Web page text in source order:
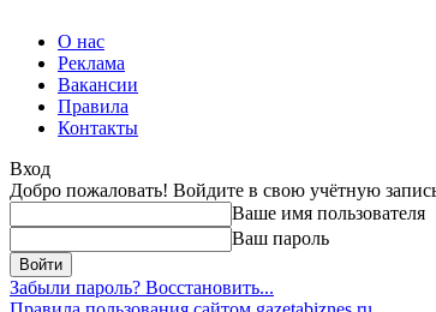
О нас
Реклама
Вакансии
Правила
Контакты
Вход
Добро пожаловать! Войдите в свою учётную
Ваше имя пользователя
Ваш пароль
Забыли пароль? Восстановить...